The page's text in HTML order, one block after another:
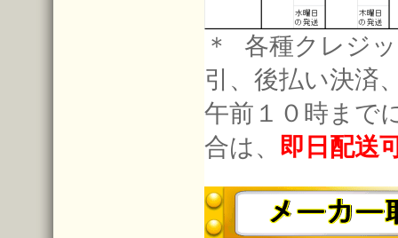
＊ 各種クレジ
引、後払い決済
午前１０時まで
合は、 即日配送